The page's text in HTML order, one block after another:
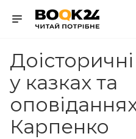
у казках та
Карпенко